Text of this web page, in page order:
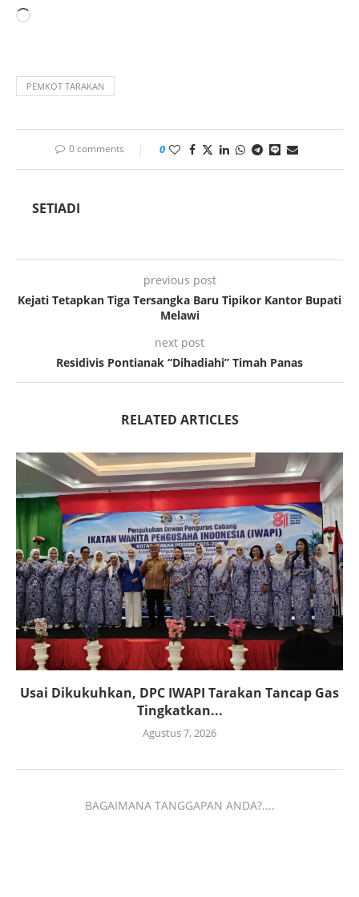
PEMKOT TARAKAN
0 comments 0
SETIADI
previous post
Kejati Tetapkan Tiga Tersangka Baru Tipikor Kantor Bupati
Melawi
next post
Residivis Pontianak “Dihadiahi” Timah Panas
RELATED ARTICLES
Usai Dikukuhkan, DPC IWAPI Tarakan Tancap Gas
Tingkatkan...
Agustus 7, 2026
BAGAIMANA TANGGAPAN ANDA?....